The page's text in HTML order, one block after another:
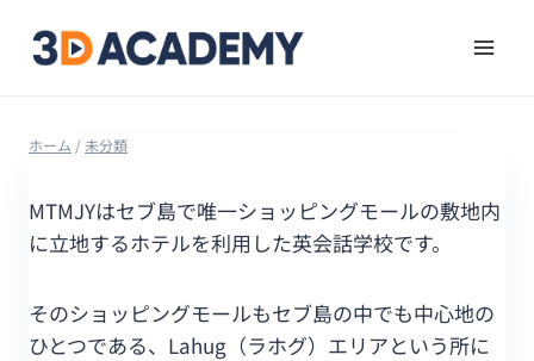
ホーム /未分類
MTMJYはセブ島で唯一ショッピングモールの敷地内
に立地するホテルを利用した英会話学校です。
そのショッピングモールもセブ島の中でも中心地の
ひとつである、Lahug（ラホグ）エリアという所に